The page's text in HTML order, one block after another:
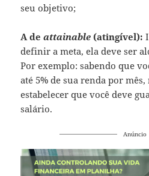
seu objetivo;
A deattainable (atingível):
definir a meta, ela deve ser
Por exemplo: sabendo que
até 5% de sua renda por
estabelecer que você deve
salário.
Anúncio